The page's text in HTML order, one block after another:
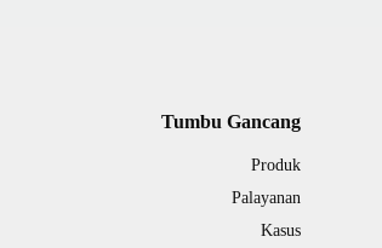
Tumbu Gancang
Produk
Palayanan
Kasus